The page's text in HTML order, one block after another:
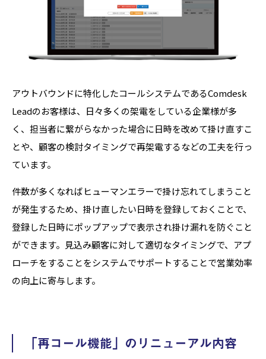
アウトバウンドに特化したコールシステムであるComdesk
Leadのお客様は、日々多くの架電をしている企業様が多
く、担当者に繋がらなかった場合に日時を改めて掛け直すこ
とや、顧客の検討タイミングで再架電するなどの工夫を行っ
ています。
件数が多くなればヒューマンエラーで掛け忘れてしまうこと
が発生するため、掛け直したい日時を登録しておくことで、
登録した日時にポップアップで表示され掛け漏れを防ぐこと
ができます。見込み顧客に対して適切なタイミングで、アプ
ローチをすることをシステムでサポートすることで営業効率
の向上に寄与します。
「再コール機能」のリニューアル内容